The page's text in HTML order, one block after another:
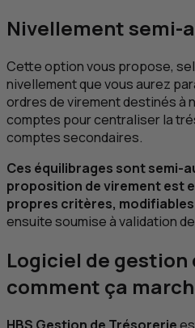
Nivellement semi-
Cette option vous propose,
nivellement que vous aurez
ordres de virement destinés à
comptes pour centraliser la
comptes secondaires.
Ces équilibrages sont semi-
proposition de virement est
propres critères,
ensuite soumise à validation
Logiciel de
comment ça